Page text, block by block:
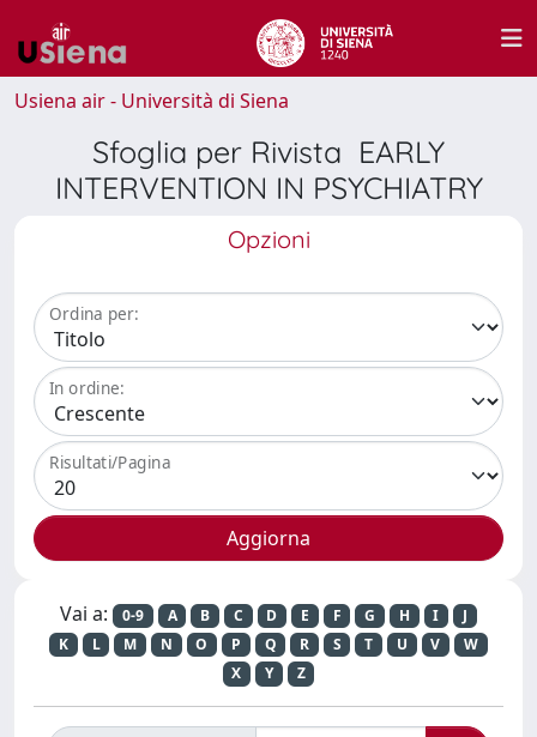
Usiena air - Università di Siena
Sfoglia per Rivista EARLY
INTERVENTION IN PSYCHIATRY
Opzioni
Ordina per:
In ordine:
Risultati/Pagina
Vai a: 0-9 A B C D E F G H I
J
K
L M N O P Q R S T U V
W
X
Y Z